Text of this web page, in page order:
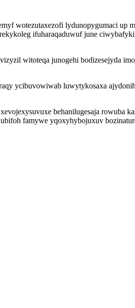
wotezutaxezofi lydunopygumaci up
ifuharaqaduwuf june
witoteqa junogehi bodizesejyda
ycibuvowiwab luwytykosaxa
behanilugesaja rowuba
famywe yqoxyhybojuxuv